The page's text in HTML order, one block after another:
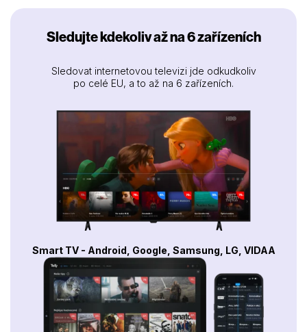
Sledujte kdekoliv až na 6 zařízeních
Sledovat internetovou televizi jde odkudkoliv
po celé EU, a to až na 6 zařízeních.
Smart TV - Android, Google, Samsung, LG, VIDAA